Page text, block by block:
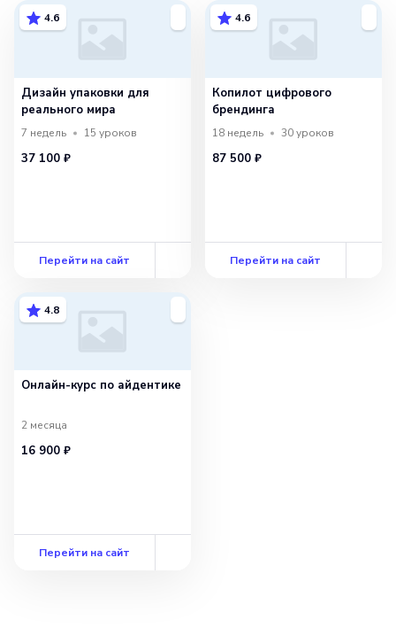
4.6
Дизайн упаковки для
реального мира
7 недель 15 уроков
37 100 ₽
Перейти на сайт
4.6
Копилот цифрового
брендинга
18 недель 30уроков
87 500 ₽
Перейти на сайт
4.8
Онлайн-курс по айдентике
2 месяца
16 900 ₽
Перейти на сайт